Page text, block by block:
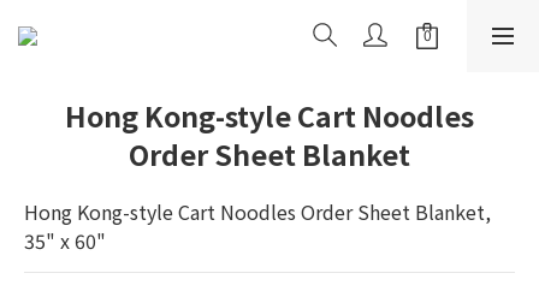
Hong Kong-style Cart Noodles
Order Sheet Blanket
Hong Kong-style Cart Noodles Order Sheet Blanket,
35" x 60"